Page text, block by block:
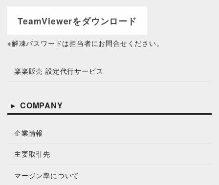
TeamViewerをダウンロード
※解凍パスワードは担当者にお問合せください。
楽楽販売 設定代行サービス
COMPANY
企業情報
主要取引先
マージン率について